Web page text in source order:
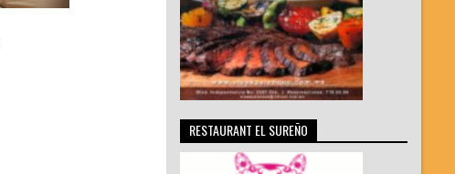
RESTAURANT EL SUREÑO